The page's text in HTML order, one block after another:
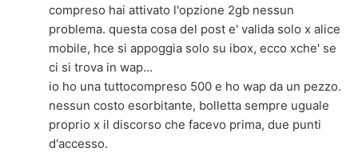
compreso hai attivato l'opzione 2gb nessun
problema. questa cosa del post e' valida solo x alice
mobile, hce si appoggia solo su ibox, ecco xche' se
ci si trova in wap...
io ho una tuttocompreso 500 e ho wap da un pezzo.
nessun costo esorbitante, bolletta sempre uguale
proprio x il discorso che facevo prima, due punti